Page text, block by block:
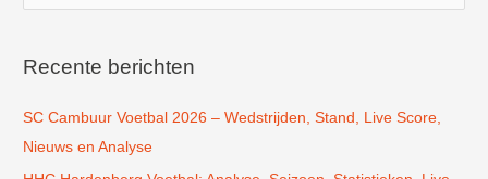
k
a
a
Recente berichten
SC Cambuur Voetbal 2026 – Wedstrijden, Stand, Live Score,
Nieuws en Analyse